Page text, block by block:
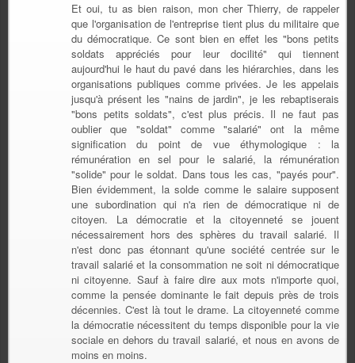
Et oui, tu as bien raison, mon cher Thierry, de rappeler
que l'organisation de l'entreprise tient plus du militaire que
du démocratique. Ce sont bien en effet les "bons petits
soldats appréciés pour leur docilité" qui tiennent
aujourd'hui le haut du pavé dans les hiérarchies, dans les
organisations publiques comme privées. Je les appelais
jusqu'à présent les "nains de jardin", je les rebaptiserais
"bons petits soldats", c'est plus précis. Il ne faut pas
oublier que "soldat" comme "salarié" ont la même
signification du point de vue éthymologique : la
rémunération en sel pour le salarié, la rémunération
"solide" pour le soldat. Dans tous les cas, "payés pour".
Bien évidemment, la solde comme le salaire supposent
une subordination qui n'a rien de démocratique ni de
citoyen. La démocratie et la citoyenneté se jouent
nécessairement hors des sphères du travail salarié. Il
n'est donc pas étonnant qu'une société centrée sur le
travail salarié et la consommation ne soit ni démocratique
ni citoyenne. Sauf à faire dire aux mots n'importe quoi,
comme la pensée dominante le fait depuis près de trois
décennies. C'est là tout le drame. La citoyenneté comme
la démocratie nécessitent du temps disponible pour la vie
sociale en dehors du travail salarié, et nous en avons de
moins en moins.